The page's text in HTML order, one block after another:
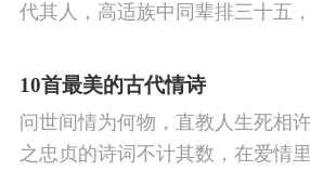
代其人，高适族中同辈排三十五
10首最美的古代情诗
问世间情为何物，直教人生死相
之忠贞的诗词不计其数，在爱情